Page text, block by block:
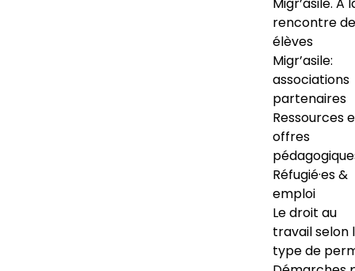
rencontre
élèves
Migr’asile:
associations
partenaires
Ressources
offres
Réfugié·es &
emploi
Le droit au
travail selon
type de